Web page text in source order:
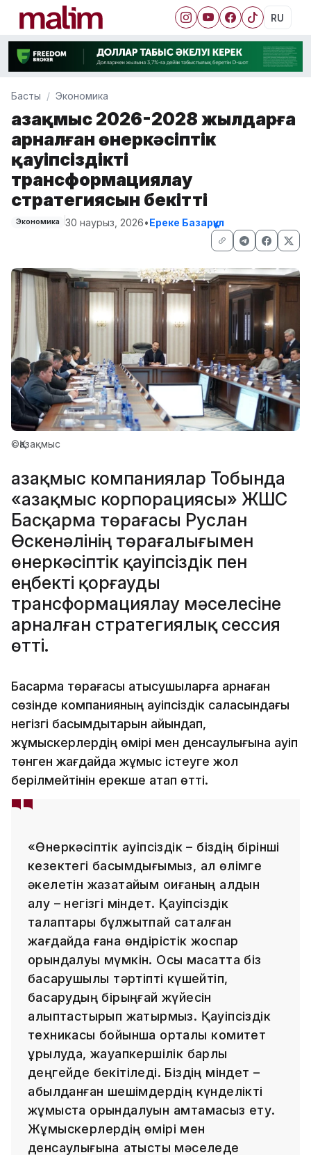
RU
Басты Экономика
Қазақмыс 2026-2028 жылдарға
арналған өнеркәсіптік
қауіпсіздікті
трансформациялау
стратегиясын бекітті
Экономика 30 наурыз, 2026•Ереке Базарқұл
©Қазақмыс
Қазақмыс компаниялар Тобында
«Қазақмыс корпорациясы» ЖШС
Басқарма төрағасы Руслан
Өскенәлінің төрағалығымен
өнеркәсіптік қауіпсіздік пен
еңбекті қорғауды
трансформациялау мәселесіне
арналған стратегиялық сессия
өтті.
Басқарма төрағасы қатысушыларға арнаған
сөзінде компанияның қауіпсіздік саласындағы
негізгі басымдықтарын айқындап,
жұмыскерлердің өмірі мен денсаулығына қауіп
төнген жағдайда жұмыс істеуге жол
берілмейтінін ерекше атап өтті.
«Өнеркәсіптік қауіпсіздік – біздің бірінші
кезектегі басымдығымыз, ал өлімге
әкелетін жазатайым оқиғаның алдын
алу – негізгі міндет. Қауіпсіздік
талаптары бұлжытпай сақталған
жағдайда ғана өндірістік жоспар
орындалуы мүмкін. Осы мақсатта біз
басқарушылық тәртіпті күшейтіп,
басқарудың бірыңғай жүйесін
қалыптастырып жатырмыз. Қауіпсіздік
техникасы бойынша орталық комитет
құрылуда, жауапкершілік барлық
деңгейде бекітіледі. Біздің міндет –
қабылданған шешімдердің күнделікті
жұмыста орындалуын қамтамасыз ету.
Жұмыскерлердің өмірі мен
денсаулығына қатысты мәселеде